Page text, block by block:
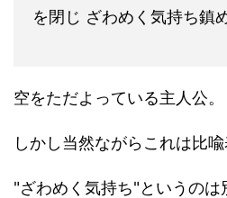
を閉じ ざわめく気持ち鎮
空をただよっている主人公。
しかし当然ながらこれは比喩
"ざわめく気持ち"というのは